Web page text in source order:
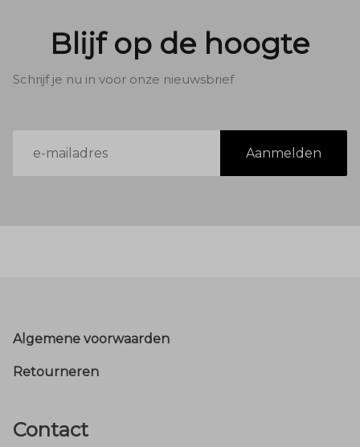
Blijf op de hoogte
Schrijf je nu in voor onze nieuwsbrief
mailadres
Aanmelden
Footer
Algemene voorwaarden
Retourneren
Contact